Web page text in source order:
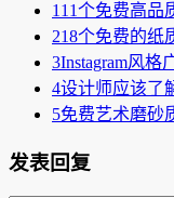
1 11个免费高品
218个免费的纸
3Instagram风格
4设计师应该了
5免费艺术磨砂
发表回复